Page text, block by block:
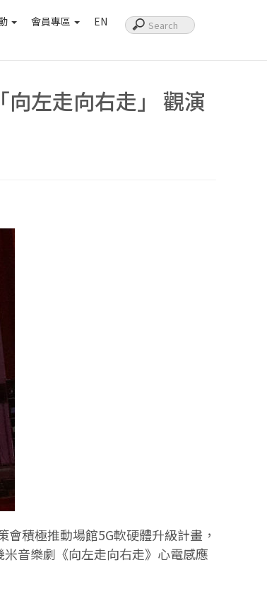
會員專區 EN
左走向右走」 觀演
積極推動場館5G軟硬體升級計畫，
音樂劇《向左走向右走》心電感應